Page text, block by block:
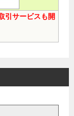
引サービスも開